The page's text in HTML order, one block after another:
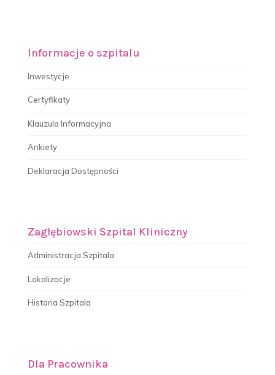
Informacje o szpitalu
Inwestycje
Certyfikaty
Klauzula Informacyjna
Ankiety
Deklaracja Dostępności
Zagłębiowski Szpital Kliniczny
Administracja Szpitala
Lokalizacje
Historia Szpitala
Dla Pracownika